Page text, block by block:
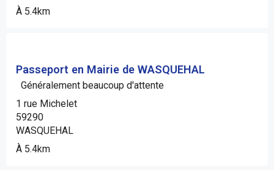
À 5.4km
Passeport en Mairie de WASQUEHAL
Généralement beaucoup d'attente
1 rue Michelet
59290
WASQUEHAL
À 5.4km